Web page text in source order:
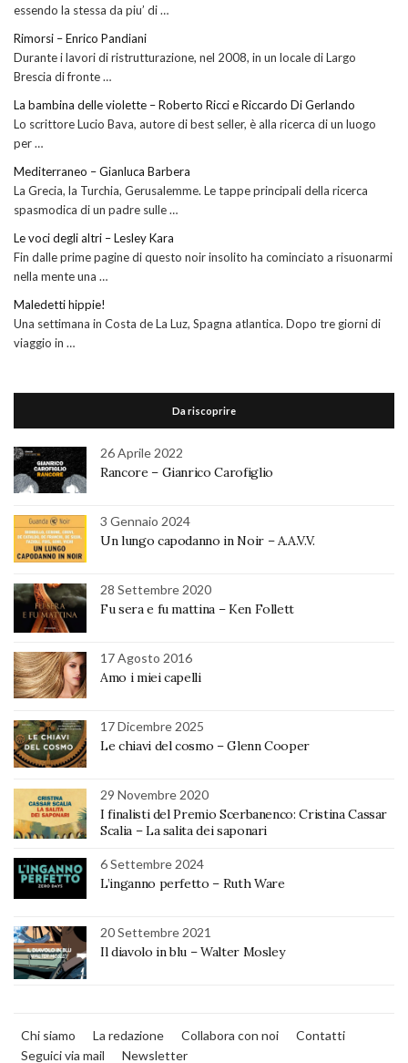
essendo la stessa da piu’ di …
Rimorsi – Enrico Pandiani
Durante i lavori di ristrutturazione, nel 2008, in un locale di Largo
Brescia di fronte …
La bambina delle violette – Roberto Ricci e Riccardo Di Gerlando
Lo scrittore Lucio Bava, autore di best seller, è alla ricerca di un luogo
per …
Mediterraneo – Gianluca Barbera
La Grecia, la Turchia, Gerusalemme. Le tappe principali della ricerca
spasmodica di un padre sulle …
Le voci degli altri – Lesley Kara
Fin dalle prime pagine di questo noir insolito ha cominciato a risuonarmi
nella mente una …
Maledetti hippie!
Una settimana in Costa de La Luz, Spagna atlantica. Dopo tre giorni di
viaggio in …
Da riscoprire
26 Aprile 2022
Rancore – Gianrico Carofiglio
3 Gennaio 2024
Un lungo capodanno in Noir – A.A.V.V.
28 Settembre 2020
Fu sera e fu mattina – Ken Follett
17 Agosto 2016
Amo i miei capelli
17 Dicembre 2025
Le chiavi del cosmo – Glenn Cooper
29 Novembre 2020
I finalisti del Premio Scerbanenco: Cristina Cassar
Scalia – La salita dei saponari
6 Settembre 2024
L’inganno perfetto – Ruth Ware
20 Settembre 2021
Il diavolo in blu – Walter Mosley
Chi siamo La redazione Collabora con noi
Contatti
Seguici via mail
Newsletter